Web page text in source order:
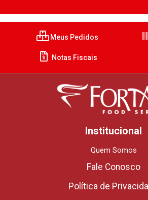
Meus Pedidos
Notas Fiscais
Institucional
Quem Somos
Fale Conosco
Política de